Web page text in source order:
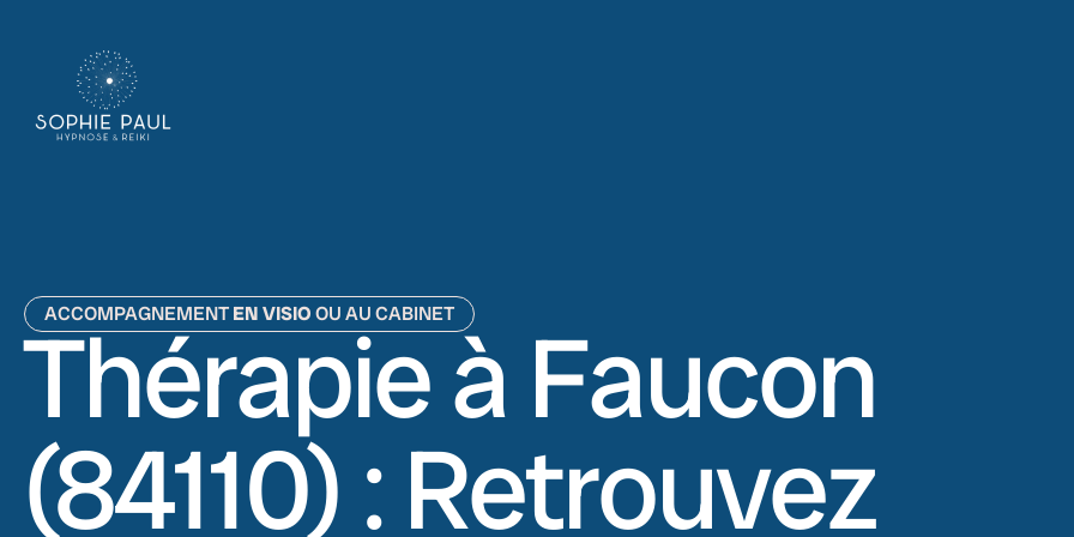
ACCOMPAGNEMENTEN VISIOOU AU CABINET
Thérapie à Faucon
(84110) : Retrouvez